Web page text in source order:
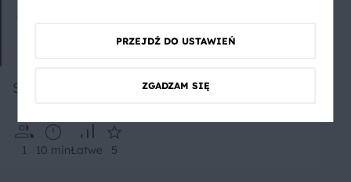
Sałatka z jajkiem i tuńczykiem
1 10 minŁatwe 5
PRZEJDŹ DO USTAWIEŃ
ZGADZAM SIĘ